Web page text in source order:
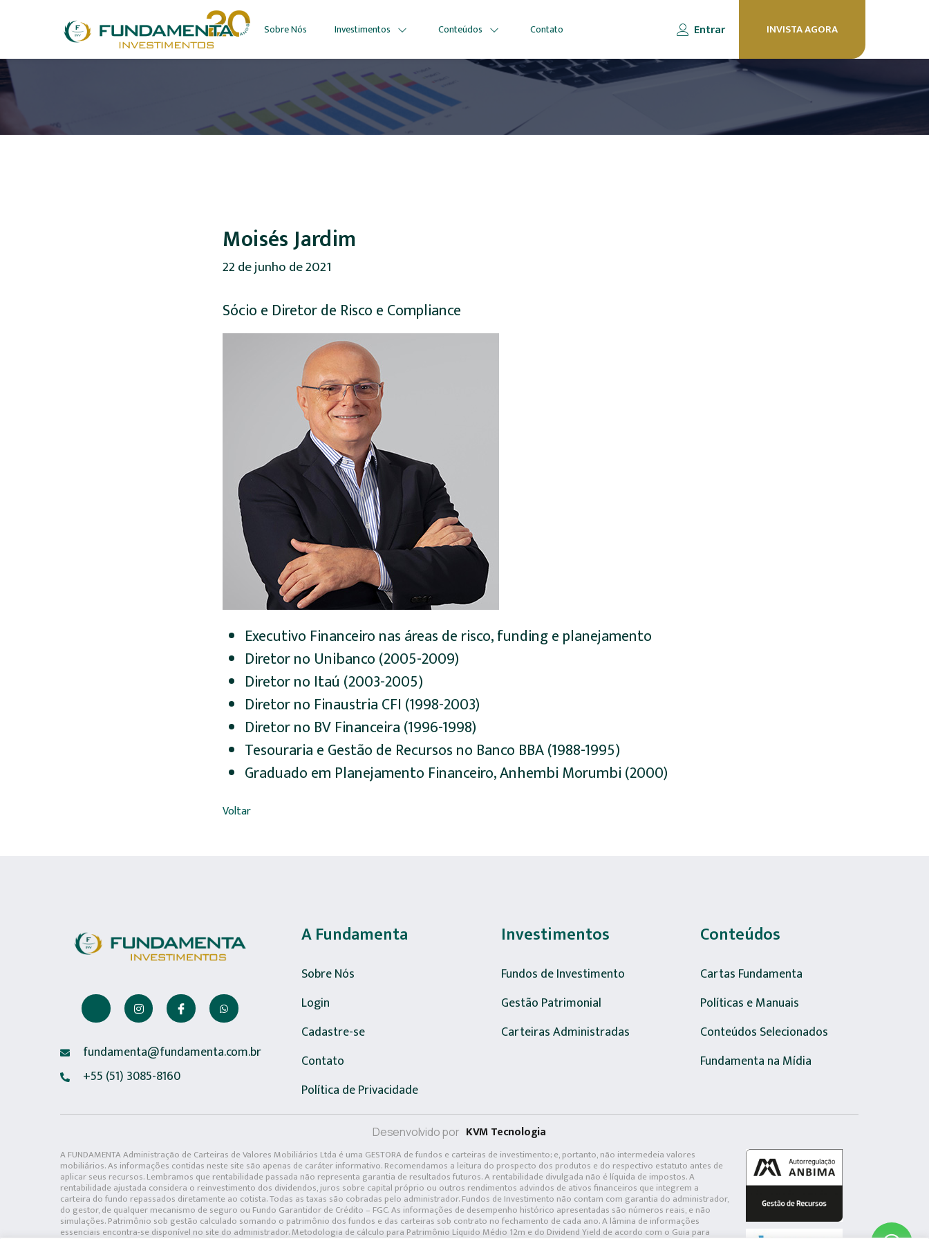
Sobre Nós Investimentos Conteúdos Contato Entrar INVISTA AGORA
Moisés Jardim
22 de junho de 2021
Sócio e Diretor de Risco e Compliance
Executivo Financeiro nas áreas de risco, funding e planejamento
Diretor no Unibanco (2005-2009)
Diretor no Itaú (2003-2005)
Diretor no Finaustria CFI (1998-2003)
Diretor no BV Financeira (1996-1998)
Tesouraria e Gestão de Recursos no Banco BBA (1988-1995)
Graduado em Planejamento Financeiro, Anhembi Morumbi (2000)
Voltar
fundamenta@fundamenta.com.br
+55 (51) 3085-8160
A Fundamenta
Sobre Nós
Login
Cadastre-se
Contato
Política de Privacidade
Investimentos
Fundos de Investimento
Gestão Patrimonial
Carteiras Administradas
Conteúdos
Cartas Fundamenta
Políticas e Manuais
Conteúdos Selecionados
Fundamenta na Mídia
Desenvolvido por KVM Tecnologia
A FUNDAMENTA Administração de Carteiras de Valores Mobiliários Ltda é uma GESTORA de fundos e carteiras de investimento; e, portanto, não intermedeia valores
mobiliários. As informações contidas neste site são apenas de caráter informativo. Recomendamos a leitura do prospecto dos produtos e do respectivo estatuto antes de
aplicar seus recursos. Lembramos que rentabilidade passada não representa garantia de resultados futuros. A rentabilidade divulgada não é líquida de impostos. A
rentabilidade ajustada considera o reinvestimento dos dividendos, juros sobre capital próprio ou outros rendimentos advindos de ativos financeiros que integrem a
carteira do fundo repassados diretamente ao cotista. Todas as taxas são cobradas pelo administrador. Fundos de Investimento não contam com garantia do administrador,
do gestor, de qualquer mecanismo de seguro ou Fundo Garantidor de Crédito – FGC. As informações de desempenho histórico apresentadas são números reais, e não
simulações. Patrimônio sob gestão calculado somando o patrimônio dos fundos e das carteiras sob contrato no fechamento de cada ano. A lâmina de informações
essenciais encontra-se disponível no site do administrador. Metodologia de cálculo para Patrimônio Líquido Médio 12m e do Dividend Yield de acordo com o Guia para